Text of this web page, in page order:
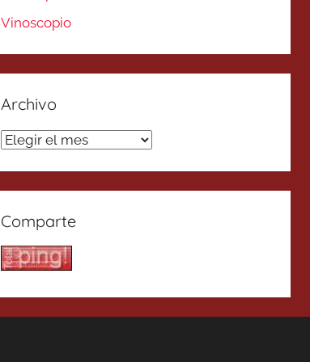
Vinoscopio
Archivo
Archivo
Comparte